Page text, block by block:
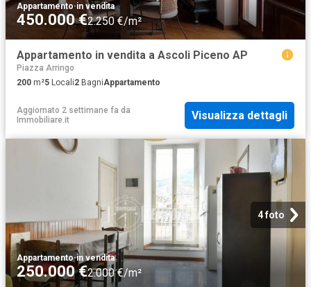
Appartamento·in vendita
450.000 €2.250 €/m²
Appartamento in vendita a Ascoli Piceno AP
Piazza Arringo
200 m²5 Locali2 BagniAppartamento
Aggiornato 2 settimane fa da
Immobiliare.it
Visualizza dettagli
4 foto
Appartamento·in vendita
250.000 €2.000 €/m²